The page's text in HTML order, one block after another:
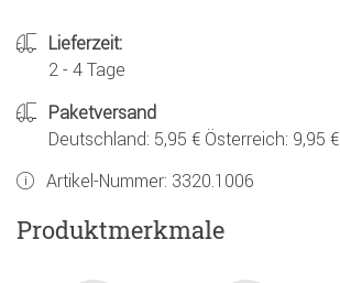
Lieferzeit:
2 - 4 Tage
Paketversand
Deutschland: 5,95 € Österreich: 9,95 €
Artikel-Nummer: 3320.1006
Produktmerkmale